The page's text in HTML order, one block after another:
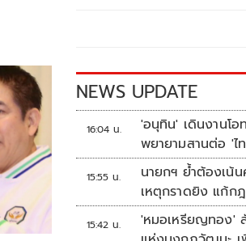
NEWS UPDATE
16:04 น.
'อนุทิน' เดินงานโ
พยายามสานต่อ 'ไ
2'
15:55 น.
นายกฯ ย้ำต้องเน้
เหตุกราดยิง แก้ก
ด่านตรวจเพิ่ม
15:42 น.
'หมอเหรียญทอง'